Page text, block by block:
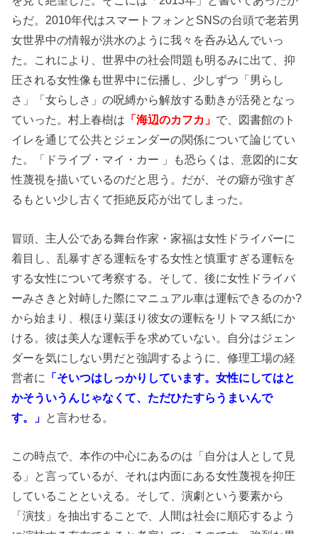
らだ。2010年代はスマートフォンとSNSの台頭で老若男
女世界中の情報が洪水のように我々を呑み込んでいっ
た。これにより、世界中の社会問題も明るみに出て、抑
圧される女性像も世界中に伝播し、少しずつ「男らし
さ」「女らしさ」の呪縛から解放する動きが活発となっ
ていった。村上春樹は 「海辺のカフカ」 で、図書館のト
イレを通じて公共とジェンダーの関係について論じてい
た。「ドライブ・マイ・カー 」も恐らくは、意図的に女
性蔑視を描いているのだと思う。だが、その癖が強すぎ
るもとい少し古くて拒絶反応が出てしまった。
冒頭、主人公である舞台作家・家福は女性ドライバーに
着目し、乱暴すぎる運転をする女性と慎重すぎる運転を
する女性について考察する。そして、後に女性ドライバ
ーみさきと対峙した際にマニュアル車は運転できるのか?
から始まり、根ほり葉ほり彼女の運転をリトマス紙にか
ける。彼は美人な運転手を求めていない。自分はジェン
ダーを気にしない男だと強調するように、修理工場の経
営者に
「そいつはしっかりしています。女性にしてはと
かそういうんじゃなくて、ただひたすらうまいんで
す。」 と言わせる。
この時点で、本作の中心にあるのは「自分は人として見
る」と言っているが、それは内面にある女性蔑視を抑圧
していることといえる。そして、演劇という要素から
「演技」を抽出することで、人間は社会に順応するよう